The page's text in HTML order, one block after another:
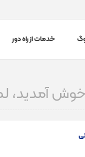
خدمات از راه دور
آمدید،